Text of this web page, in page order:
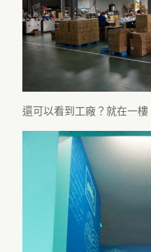
還可以看到工廠？就在一樓